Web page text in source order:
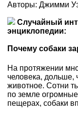
Авторы: Джимми
Случайный
энциклопедии:
Почему собаки
На протяжении
человека,
животное. Сотни
по земле
пещерах, собаки